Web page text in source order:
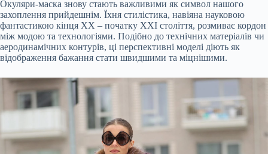
Окуляри-маска знову стають важливими як символ нашого
захоплення прийдешнім. Їхня стилістика, навіяна науковою
фантастикою кінця ХХ – початку ХХІ століття, розмиває кордон
між модою та технологіями. Подібно до технічних матеріалів чи
аеродинамічних контурів, ці перспективні моделі діють як
відображення бажання стати швидшими та міцнішими.